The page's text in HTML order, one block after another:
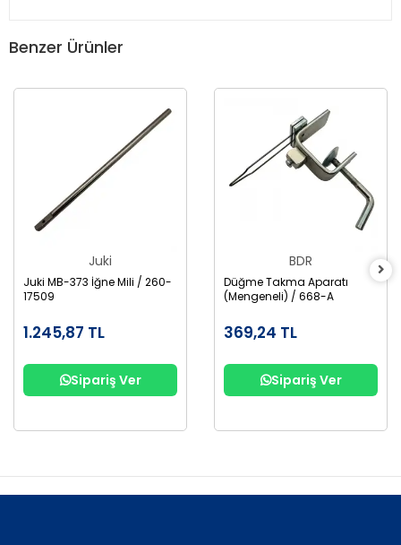
Benzer Ürünler
Juki
Juki MB-373 İğne Mili / 260-
17509
1.245,87 TL
Sipariş Ver
BDR
Düğme Takma Aparatı
(Mengeneli) / 668-A
369,24 TL
Sipariş Ver